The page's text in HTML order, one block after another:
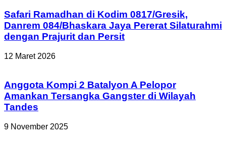
Safari Ramadhan di Kodim 0817/Gresik,
Danrem 084/Bhaskara Jaya Pererat Silaturahmi
dengan Prajurit dan Persit
12 Maret 2026
Anggota Kompi 2 Batalyon A Pelopor
Amankan Tersangka Gangster di Wilayah
Tandes
9 November 2025